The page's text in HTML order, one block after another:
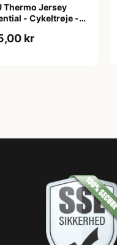
Thermo Jersey
- Cykeltrøje -
kr